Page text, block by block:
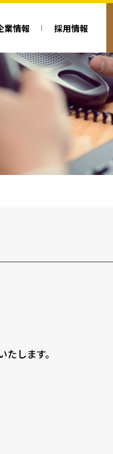
業情報 採用情報
します。